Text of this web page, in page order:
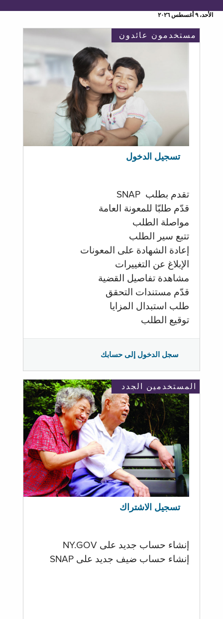
الأحد، ٩ أغسطس ٢٠٢٦
مستخدمون عائدون
تسجيل الدخول
تقدم بطلب SNAP
قدّم طلبّا للمعونة العامة
مواصلة الطلب
تتبع سير الطلب
إعادة الشهادة على المعونات
الإبلاغ عن التغييرات
مشاهدة تفاصيل القضية
قدّم مستندات التحقق
طلب استبدال المزايا
توقيع الطلب
سجل الدخول إلى حسابك
المستخدمين الجدد
تسجيل الاشتراك
إنشاء حساب جديد على NY.GOV
إنشاء حساب ضيف جديد على SNAP